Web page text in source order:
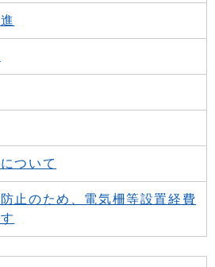
ついて
止のため、電気柵等設置経費